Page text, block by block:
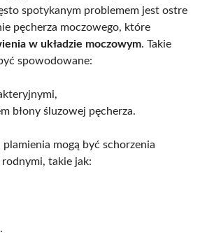
spotykanym problemem jest ostre
pęcherza moczowego, które
w układzie moczowym. Takie
spowodowane:
błony śluzowej pęcherza.
plamienia mogą być schorzenia
takie jak: